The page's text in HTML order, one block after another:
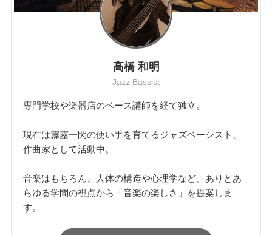
高橋 和明
Jazz Bassist
専門学校や楽器店のベース講師を経て独立。
現在は霹靂一閃の使い手を育てるジャズベーシスト、
作曲家として活動中。
音楽はもちろん、人体の構造や心理学など、ありとあ
らゆる学問の視点から「音楽の楽しさ」を提案しま
す。